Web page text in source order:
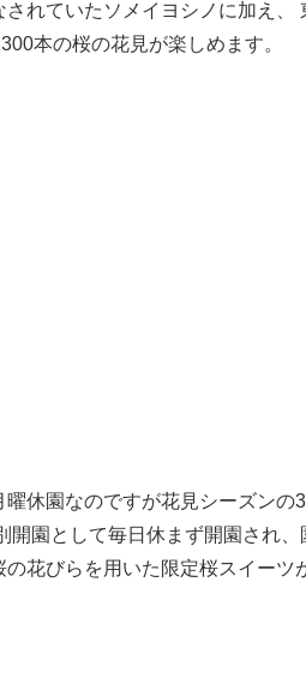
されていたソメイヨシノに加え
本の桜の花見が楽しめます。
休園なのですが花見シーズンの
開園として毎日休まず開園され
の花びらを用いた限定桜スイーツ